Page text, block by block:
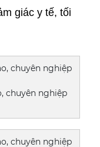
giác y tế, tối
chuyên nghiệp